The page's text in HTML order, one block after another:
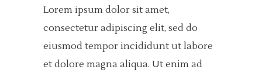
Lorem ipsum dolor sit amet,
consectetur adipiscing elit, sed do
eiusmod tempor incididunt ut labore
et dolore magna aliqua. Ut enim ad